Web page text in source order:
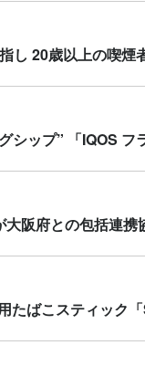
し 20歳以上の喫
シップ” 「IQOS
阪府との包括連
たばこスティック